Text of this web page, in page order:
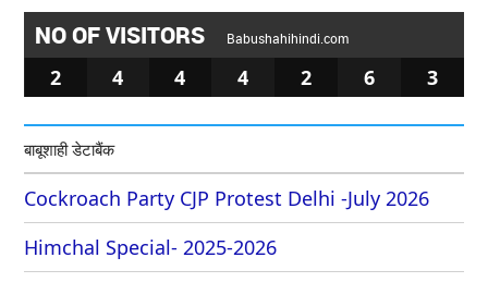
NO OF VISITORS Babushahihindi.com
2 4 4 4 2 6 3
बाबूशाही डेटाबैंक
Cockroach Party CJP Protest Delhi -July 2026
Himchal Special- 2025-2026